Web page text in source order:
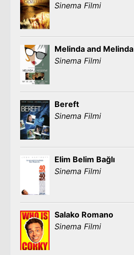
Sinema Filmi
Melinda and Melinda
Sinema Filmi
Bereft
Sinema Filmi
Elim Belim Bağlı
Sinema Filmi
Salako Romano
Sinema Filmi